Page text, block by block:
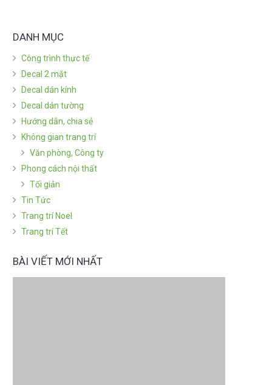
DANH MỤC
Công trình thực tế
Decal 2 mặt
Decal dán kính
Decal dán tường
Hướng dẫn, chia sẻ
Không gian trang trí
Văn phòng, Công ty
Phong cách nội thất
Tối giản
Tin Tức
Trang trí Noel
Trang trí Tết
BÀI VIẾT MỚI NHẤT